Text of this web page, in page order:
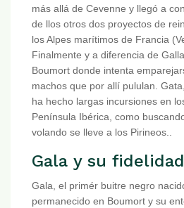
más allá de Cevenne y llegó a
de llos otros dos proyectos de
los Alpes marítimos de Francia
Finalmente y a diferencia de
Boumort donde intenta
machos que por allí pululan.
ha hecho largas incursiones en
Península Ibérica, como
volando se lleve a los Pirineos..
Gala y su
Gala, el primér buitre negro
permanecido en Boumort y su